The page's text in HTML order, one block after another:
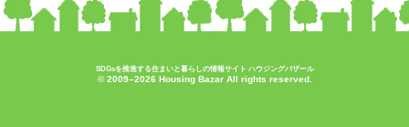
SDGsを推進する住まいと暮らしの情報サイト ハウジングバザール
© 2009–2026 Housing Bazar All rights reserved.